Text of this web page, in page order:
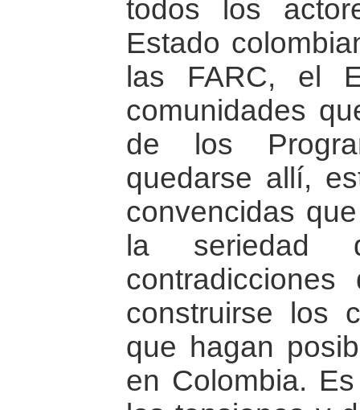
todos los
Estado
las FARC, el
comunidades
de los
quedarse allí,
convencidas
la
construirse los
que hagan
en Colombia.